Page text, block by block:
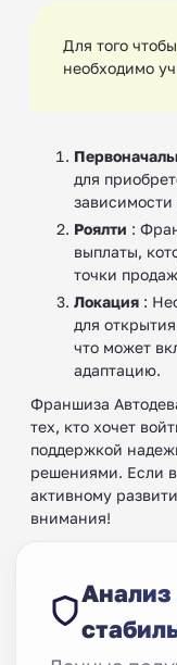
Для того
необходимо
для
зависимости
Роялти :
выплаты,
точки
Локация :
для
что может
адаптацию.
Франшиза
тех, кто хочет
поддержкой
решениями. Если
активному
внимания!